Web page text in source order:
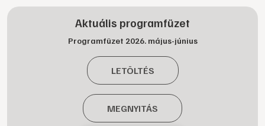
Aktuális programfüzet
Programfüzet 2026. május-június
LETÖLTÉS
MEGNYITÁS